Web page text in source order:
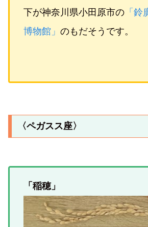
下が神奈川県小田原市の 「
博物館」 のもだそうです。
〈ペガスス座〉
「稲穂」